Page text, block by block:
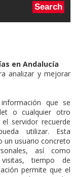
Search
en Andalucía
analizar y mejorar
que se
o cualquier otro
servidor recuerde
utilizar. Esta
un usuario concreto
así como
tiempo de
permite que el